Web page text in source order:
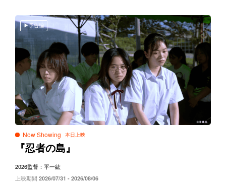
予告編
Now Showing
『忍者の島』
2026監督：平一紘
上映期間 2026/07/31 - 2026/08/06